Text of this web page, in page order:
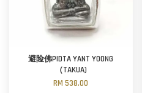
避险佛PIDTA YANT YOONG
（TAKUA)
RM 538.00